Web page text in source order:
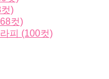
)
컷)
피 (100컷)